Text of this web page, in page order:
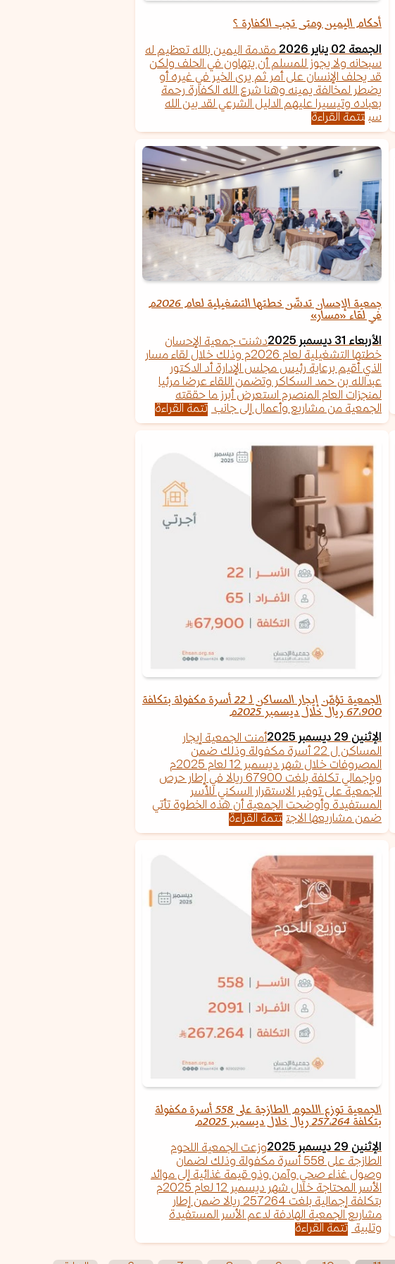
أحكام اليمين ومتى تجب الكفارة ؟
الجمعة 02 يناير 2026
مقدمة اليمين بالله تعظيم له
سبحانه ولا يجوز للمسلم أن يتهاون في الحلف ولكن
قد يحلف الإنسان على أمر ثم يرى الخير في غيره أو
يضطر لمخالفة يمينه وهنا شرع الله الكفارة رحمة
بعباده وتيسيرا عليهم الدليل الشرعي لقد بين الله
سب تتمة القراءة
جمعية الإحسان تدشّن خطتها التشغيلية لعام 2026م
في لقاء «مسار»
الأربعاء 31 ديسمبر 2025
دشنت جمعية الإحسان
خطتها التشغيلية لعام 2026م وذلك خلال لقاء مسار
الذي أقيم برعاية رئيس مجلس الإدارة أد الدكتور
عبدالله بن حمد السكاكر وتضمن اللقاء عرضا مرئيا
لمنجزات العام المنصرم استعرض أبرز ما حققته
الجمعية من مشاريع وأعمال إلى جانب تتمة القراءة
الجمعية تؤمّن إيجار المساكن لـ 22 أسرة مكفولة بتكلفة
67,900 ريال خلال ديسمبر 2025م
الإثنين 29 ديسمبر 2025
أمنت الجمعية إيجار
المساكن ل 22 أسرة مكفولة وذلك ضمن
المصروفات خلال شهر ديسمبر 12 لعام 2025م
وبإجمالي تكلفة بلغت 67900 ريالا في إطار حرص
الجمعية على توفير الاستقرار السكني للأسر
المستفيدة وأوضحت الجمعية أن هذه الخطوة تأتي
ضمن مشاريعها الاجت تتمة القراءة
الجمعية توزع اللحوم الطازجة على 558 أسرة مكفولة
بتكلفة 257,264 ريال خلال ديسمبر 2025م
الإثنين 29 ديسمبر 2025
وزعت الجمعية اللحوم
الطازجة على 558 أسرة مكفولة وذلك لضمان
وصول غذاء صحي وآمن وذو قيمة غذائية إلى موائد
الأسر المحتاجة خلال شهر ديسمبر 12 لعام 2025م
بتكلفة إجمالية بلغت 257264 ريالا ضمن إطار
مشاريع الجمعية الهادفة لدعم الأسر المستفيدة
وتلبية تتمة القراءة